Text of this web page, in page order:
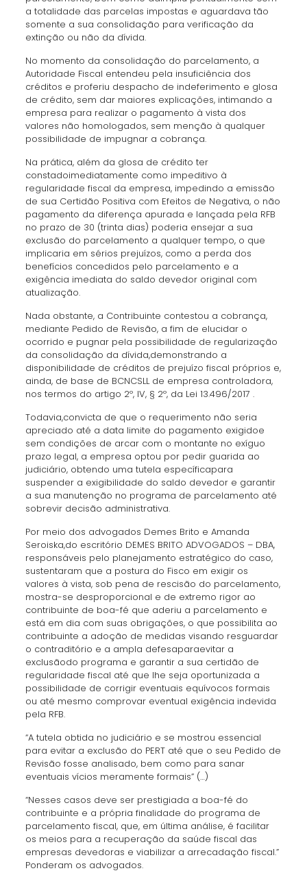
a totalidade das parcelas impostas e aguardava tão
somente a sua consolidação para verificação da
extinção ou não da dívida.
No momento da consolidação do parcelamento, a
Autoridade Fiscal entendeu pela insuficiência dos
créditos e proferiu despacho de indeferimento e glosa
de crédito, sem dar maiores explicações, intimando a
empresa para realizar o pagamento à vista dos
valores não homologados, sem menção à qualquer
possibilidade de impugnar a cobrança.
Na prática, além da glosa de crédito ter
constadoimediatamente como impeditivo à
regularidade fiscal da empresa, impedindo a emissão
de sua Certidão Positiva com Efeitos de Negativa, o não
pagamento da diferença apurada e lançada pela RFB
no prazo de 30 (trinta dias) poderia ensejar a sua
exclusão do parcelamento a qualquer tempo, o que
implicaria em sérios prejuízos, como a perda dos
benefícios concedidos pelo parcelamento e a
exigência imediata do saldo devedor original com
atualização.
Nada obstante, a Contribuinte contestou a cobrança,
mediante Pedido de Revisão, a fim de elucidar o
ocorrido e pugnar pela possibilidade de regularização
da consolidação da dívida,demonstrando a
disponibilidade de créditos de prejuízo fiscal próprios e,
ainda, de base de BCNCSLL de empresa controladora,
nos termos do artigo 2º, IV, § 2º, da Lei 13.496/2017 .
Todavia,convicta de que o requerimento não seria
apreciado até a data limite do pagamento exigidoe
sem condições de arcar com o montante no exíguo
prazo legal, a empresa optou por pedir guarida ao
judiciário, obtendo uma tutela específicapara
suspender a exigibilidade do saldo devedor e garantir
a sua manutenção no programa de parcelamento até
sobrevir decisão administrativa.
Por meio dos advogados Demes Brito e Amanda
Seroiska,do escritório DEMES BRITO ADVOGADOS – DBA,
responsáveis pelo planejamento estratégico do caso,
sustentaram que a postura do Fisco em exigir os
valores à vista, sob pena de rescisão do parcelamento,
mostra-se desproporcional e de extremo rigor ao
contribuinte de boa-fé que aderiu a parcelamento e
está em dia com suas obrigações, o que possibilita ao
contribuinte a adoção de medidas visando resguardar
o contraditório e a ampla defesaparaevitar a
exclusãodo programa e garantir a sua certidão de
regularidade fiscal até que lhe seja oportunizada a
possibilidade de corrigir eventuais equívocos formais
ou até mesmo comprovar eventual exigência indevida
pela RFB.
“A tutela obtida no judiciário e se mostrou essencial
para evitar a exclusão do PERT até que o seu Pedido de
Revisão fosse analisado, bem como para sanar
eventuais vícios meramente formais” (…)
“Nesses casos deve ser prestigiada a boa-fé do
contribuinte e a própria finalidade do programa de
parcelamento fiscal, que, em última análise, é facilitar
os meios para a recuperação da saúde fiscal das
empresas devedoras e viabilizar a arrecadação fiscal.”
Ponderam os advogados.